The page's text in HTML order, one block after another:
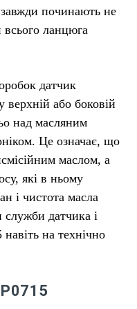
починають не
всього ланцюга
датчик
верхній або боковій
над масляним
Це означає, що
маслом, а
які в ньому
і чистота масла
датчика і
на технічно